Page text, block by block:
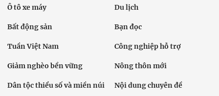
Ô tô xe máy Du lịch
Bất động sản Bạn đọc
Tuần Việt Nam Công nghiệp hỗ trợ
Giảm nghèo bền vững Nông thôn mới
Dân tộc thiểu số và miền núi Nội dung chuyên đề